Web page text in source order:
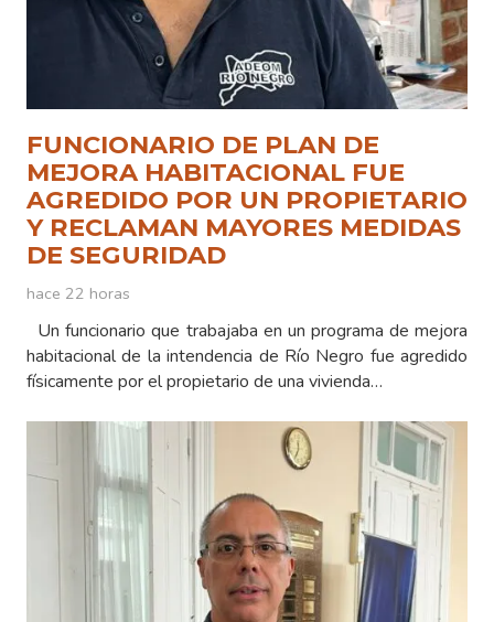
FUNCIONARIO DE PLAN DE
MEJORA HABITACIONAL FUE
AGREDIDO POR UN PROPIETARIO
Y RECLAMAN MAYORES MEDIDAS
DE SEGURIDAD
hace 22 horas
Un funcionario que trabajaba en un programa de mejora
habitacional de la intendencia de Río Negro fue agredido
físicamente por el propietario de una vivienda…